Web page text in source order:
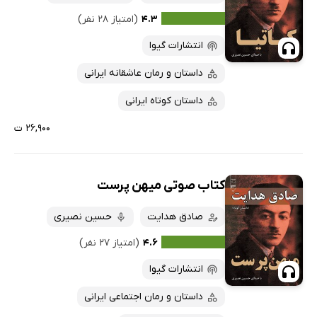
۴.۳ (امتیاز ۲۸ نفر)
انتشارات گیوا
داستان و رمان عاشقانه ایرانی
داستان کوتاه ایرانی
۲۶,۹۰۰ ت
کتاب صوتی میهن پرست
صادق هدایت
حسین نصیری
۴.۶ (امتیاز ۲۷ نفر)
انتشارات گیوا
داستان و رمان اجتماعی ایرانی